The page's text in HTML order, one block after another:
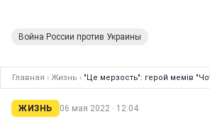
Война России против Украины
Главная › Жизнь › "Це мерзость": герой мемів
ЖИЗНЬ 06 мая 2022 · 12:04